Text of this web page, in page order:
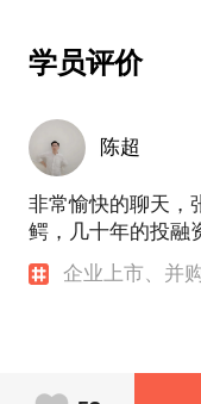
学员评价
陈超
非常愉快的聊天，
鳄，几十年的投融
企业上市、并